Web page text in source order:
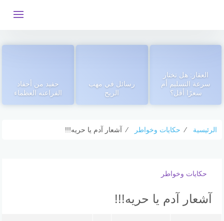
حفيد من أحفاد
الفراعنه العظماء
رسائل في مهب
الريح
العقار: هل تختار
سرعة التسليم أم
سعرًا أقل؟
الرئيسية ⁄ حكايات وخواطر ⁄ آشعار آدم يا حريه!!!
حكايات وخواطر
آشعار آدم يا حريه!!!